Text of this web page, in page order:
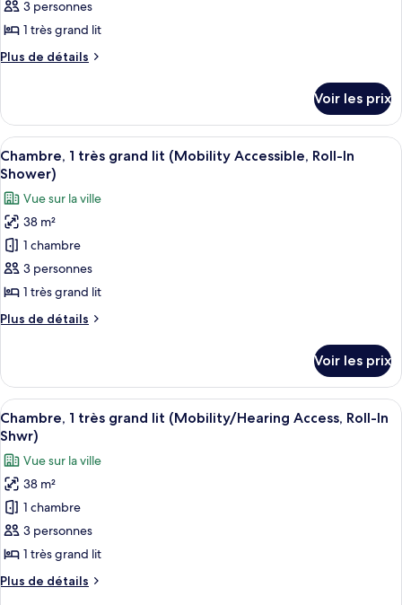
ce
type
chambre :
très
grand
lit
(Hearing
Accessible)
3 personnes
1 très grand lit
Plus de détails
Plus
le
type
de
chambre
Chambre,
très
grand
lit
(Hearing
Voir les prix
Afficher
toutes
les
photos
pour
ce
type
de
chambre :
Chambre,
très
grand
lit
(Mobility
Accessible,
Roll-
In
Shower)
Une chambre d’hôtel avec un
5
Chambre, 1 très grand lit (Mobility Accessible, Roll-In
Shower)
Vue sur la ville
38 m²
1 chambre
3 personnes
1 très grand lit
Plus de détails
Plus
le
type
de
chambre
Chambre,
très
grand
lit
(Mobility
Roll-
In
Shower)
Voir les prix
Afficher
toutes
les
photos
pour
ce
type
de
chambre :
Chambre,
Une chambre d’hôtel avec un
5
Chambre, 1 très grand lit (Mobility/Hearing Access, Roll-In
Shwr)
Vue sur la ville
38 m²
1 chambre
3 personnes
1 très grand lit
Plus de détails
Plus